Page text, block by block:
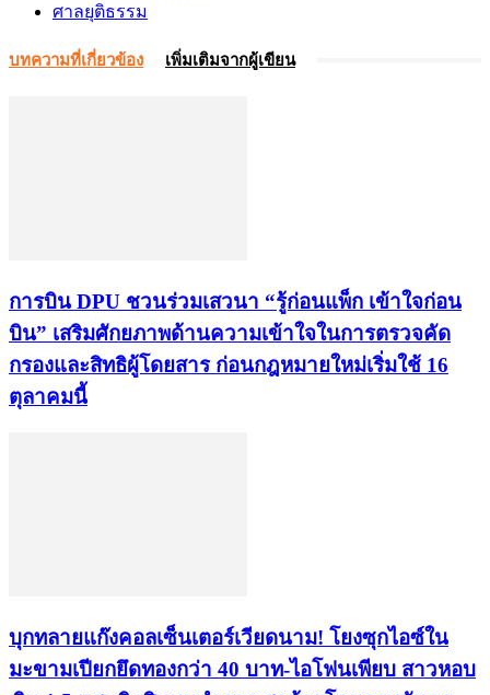
ศาลยุติธรรม
บทความที่เกี่ยวข้อง เพิ่มเติมจากผู้เขียน
การบิน DPU ชวนร่วมเสวนา “รู้ก่อนแพ็ก เข้าใจก่อน
บิน” เสริมศักยภาพด้านความเข้าใจในการตรวจคัด
กรองและสิทธิผู้โดยสาร ก่อนกฎหมายใหม่เริ่มใช้ 16
ตุลาคมนี้
บุกทลายแก๊งคอลเซ็นเตอร์เวียดนาม! โยงซุกไอซ์ใน
มะขามเปียกยึดทองกว่า 40 บาท-ไอโฟนเพียบ สาวหอบ